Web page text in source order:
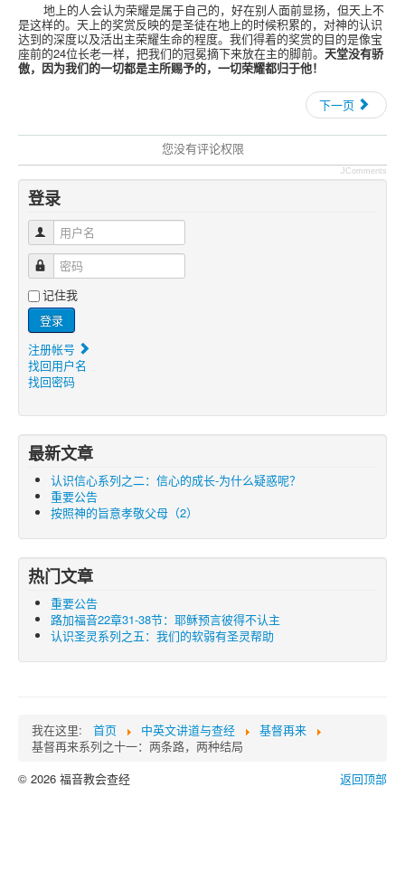
地上的人会认为荣耀是属于自己的，好在别人面前显扬，但天上不
是这样的。天上的奖赏反映的是圣徒在地上的时候积累的，对神的认识
达到的深度以及活出主荣耀生命的程度。我们得着的奖赏的目的是像宝
座前的24位长老一样，把我们的冠冕摘下来放在主的脚前。 天堂没有骄
傲，因为我们的一切都是主所赐予的，一切荣耀都归于他！
下一页
您没有评论权限
JComments
登录
用户名
密码
记住我
登录
注册帐号
找回用户名
找回密码
最新文章
认识信心系列之二：信心的成长-为什么疑惑呢？
重要公告
按照神的旨意孝敬父母（2）
热门文章
重要公告
路加福音22章31-38节：耶稣预言彼得不认主
认识圣灵系列之五：我们的软弱有圣灵帮助
我在这里: 首页 中英文讲道与查经
基督再来
基督再来系列之十一：两条路，两种结局
返回顶部
© 2026 福音教会查经